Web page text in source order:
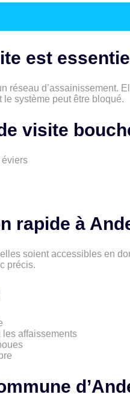
est
réseau d’assainissement.
système peut être bloqué.
visite
éviers
rapide à
soient accessibles en
précis.
les affaissements